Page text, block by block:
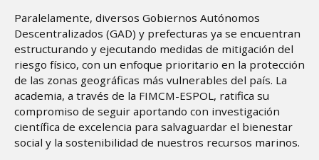
Paralelamente, diversos Gobiernos Autónomos
Descentralizados (GAD) y prefecturas ya se encuentran
estructurando y ejecutando medidas de mitigación del
riesgo físico, con un enfoque prioritario en la protección
de las zonas geográficas más vulnerables del país. La
academia, a través de la FIMCM-ESPOL, ratifica su
compromiso de seguir aportando con investigación
científica de excelencia para salvaguardar el bienestar
social y la sostenibilidad de nuestros recursos marinos.